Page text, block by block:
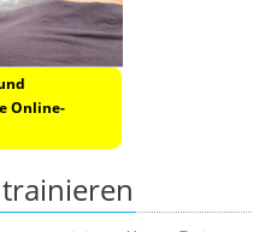
Online-